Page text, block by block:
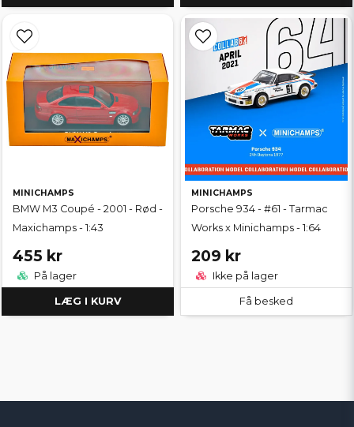
MINICHAMPS
BMW M3 Coupé - 2001 - Rød -
Maxichamps - 1:43
455 kr
På lager
LÆG I KURV
MINICHAMPS
Porsche 934 - #61 - Tarmac
Works x Minichamps - 1:64
209 kr
Ikke på lager
Få besked